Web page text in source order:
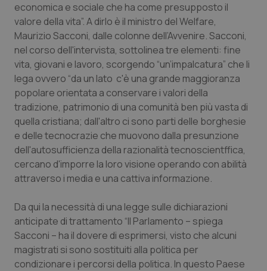
Professionisti Sanitari.AI
Abruzzo
Basilicata
Calabria
Campania
Emilia-Romagna
Lazio
Liguria
QS Pro Gold
Artrite & artrosi
Asma & BPCO
Car-T
Colesterolo & coronaropatie
Diabete & glucometri
Disturbi dell’umore
QS Club Newsletter
economica e sociale che ha come presupposto il
valore della vita”. A dirlo è il ministro del Welfare,
Maurizio Sacconi, dalle colonne dell’Avvenire. Sacconi,
nel corso dell'intervista, sottolinea tre elementi: fine
vita, giovani e lavoro, scorgendo “un’impalcatura” che li
lega ovvero “da un lato c'è una grande maggioranza
popolare orientata a conservare i valori della
tradizione, patrimonio di una comunità ben più vasta di
quella cristiana; dall'altro ci sono parti delle borghesie
e delle tecnocrazie che muovono dalla presunzione
dell'autosufficienza della razionalità tecnoscientffica,
cercano d'imporre la loro visione operando con abilità
attraverso i media e una cattiva informazione.
Da qui la necessità di una legge sulle dichiarazioni
anticipate di trattamento “Il Parlamento – spiega
Sacconi – ha il dovere di esprimersi, visto che alcuni
magistrati si sono sostituiti alla politica per
condizionare i percorsi della politica. In questo Paese